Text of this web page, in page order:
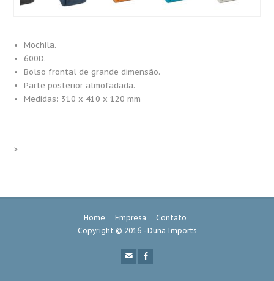
Mochila.
600D.
Bolso frontal de grande dimensão.
Parte posterior almofadada.
Medidas: 310 x 410 x 120 mm
>
Home Empresa
Contato
Copyright © 2016 - Duna Imports